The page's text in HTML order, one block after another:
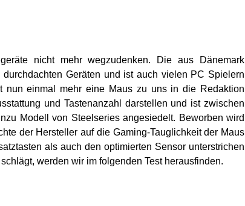
nicht mehr wegzudenken. Die aus Dänemark
Geräten und ist auch vielen PC Spielern
nun einmal mehr eine Maus zu uns in die Redaktion
und Tastenanzahl darstellen und ist zwischen
Modell von Steelseries angesiedelt. Beworben wird
der Hersteller auf die Gaming-Tauglichkeit der Maus
als auch den optimierten Sensor unterstrichen
werden wir im folgenden Test herausfinden.